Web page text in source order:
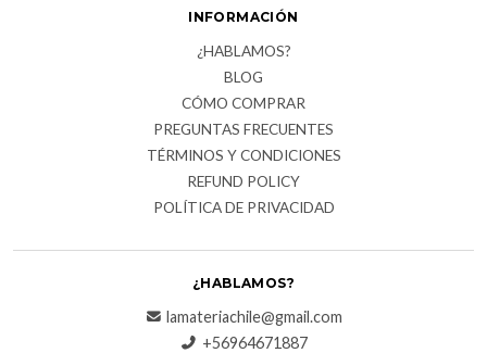
INFORMACIÓN
¿HABLAMOS?
BLOG
CÓMO COMPRAR
PREGUNTAS FRECUENTES
TÉRMINOS Y CONDICIONES
REFUND POLICY
POLÍTICA DE PRIVACIDAD
¿HABLAMOS?
lamateriachile@gmail.com
+56964671887